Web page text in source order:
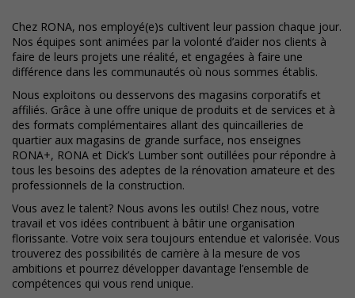
Chez RONA, nos employé(e)s cultivent leur passion chaque jour.
Nos équipes sont animées par la volonté d’aider nos clients à
faire de leurs projets une réalité, et engagées à faire une
différence dans les communautés où nous sommes établis.
Nous exploitons ou desservons des magasins corporatifs et
affiliés. Grâce à une offre unique de produits et de services et à
des formats complémentaires allant des quincailleries de
quartier aux magasins de grande surface, nos enseignes
RONA+, RONA et Dick’s Lumber sont outillées pour répondre à
tous les besoins des adeptes de la rénovation amateure et des
professionnels de la construction.
Vous avez le talent? Nous avons les outils! Chez nous, votre
travail et vos idées contribuent à bâtir une organisation
florissante. Votre voix sera toujours entendue et valorisée. Vous
trouverez des possibilités de carrière à la mesure de vos
ambitions et pourrez développer davantage l’ensemble de
compétences qui vous rend unique.